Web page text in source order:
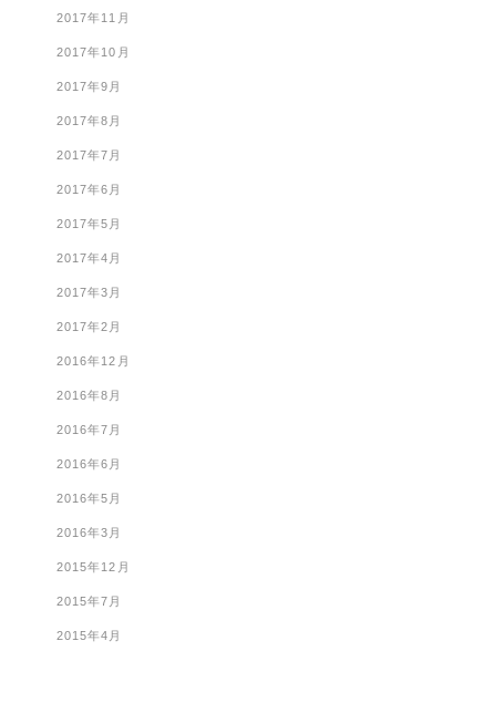
2017年11月
2017年10月
2017年9月
2017年8月
2017年7月
2017年6月
2017年5月
2017年4月
2017年3月
2017年2月
2016年12月
2016年8月
2016年7月
2016年6月
2016年5月
2016年3月
2015年12月
2015年7月
2015年4月